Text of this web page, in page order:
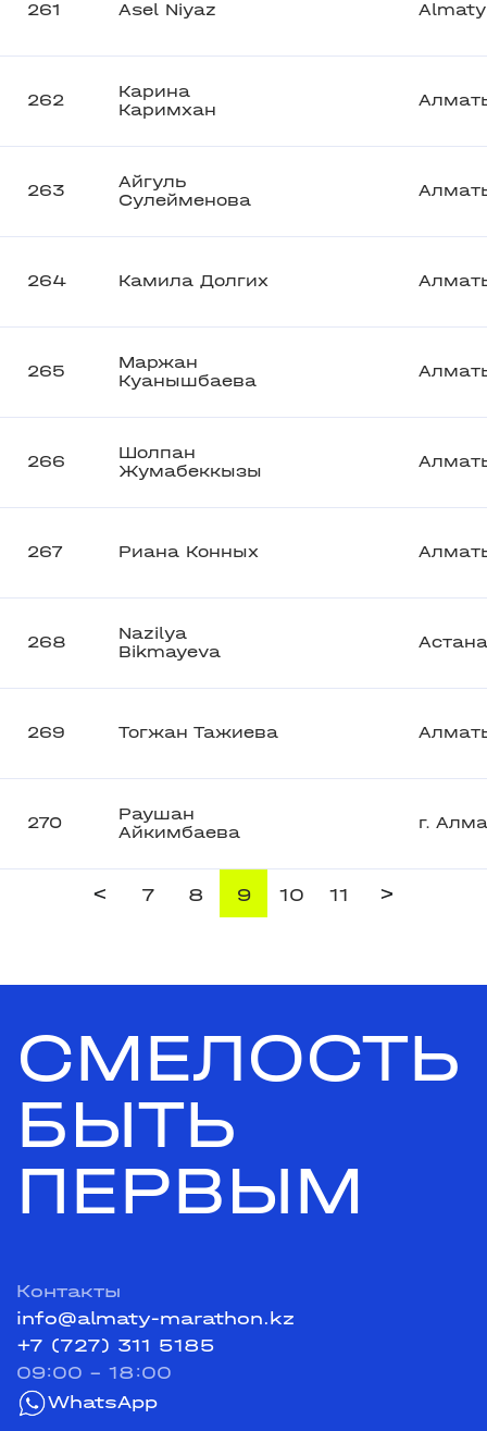
261 Asel Niyaz Almaty
262
Карина
Каримхан
263
Айгуль
Сулейменова
264 Камила Долгих
265
Маржан
Куанышбаева
266
Шолпан
Жумабеккызы
267 Риана Конных
268
Nazilya
Bikmayeva
Астана
269 Тогжан Тажиева
270
Раушан
Айкимбаева
г.
< 7 8 9 10 11 >
СМЕЛОСТЬ
БЫТЬ
ПЕРВЫМ
Контакты
info@almaty-marathon.kz
+7 (727) 311 5185
09:00 - 18:00
WhatsApp